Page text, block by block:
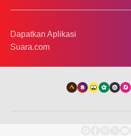
Dapatkan Aplikasi
Suara.com